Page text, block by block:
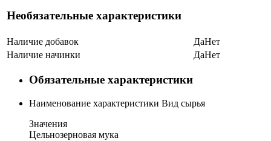
Необязательные характеристики
Наличие добавок ДаНет
Наличие начинки
ДаНет
Обязательные характеристики
Наименование характеристики Вид сырья
Значения
Цельнозерновая мука